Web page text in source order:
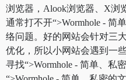
浏览器，Alook浏览器、X浏
通常打不开“>Wormhole - 简
络问题。好的网站会针对三
优化，所以小网站会遇到一
寻找“>Wormhole - 简单、私